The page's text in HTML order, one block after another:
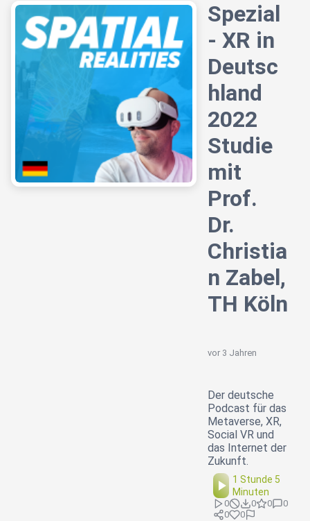
Spezial
- XR in
Deutsc
hland
2022
Studie
mit
Prof.
Dr.
Christia
n Zabel,
TH Köln
vor 3 Jahren
Der deutsche
Podcast für das
Metaverse, XR,
Social VR und
das Internet der
Zukunft.
1 Stunde 5
Minuten
0 0 0
0
0
0